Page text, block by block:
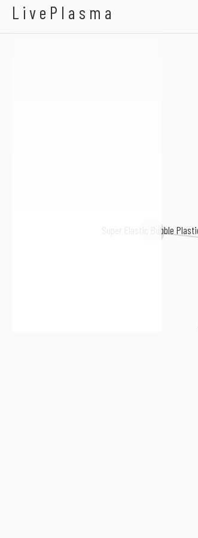
LivePlasma
Super Elastic Bubble
Comaneci